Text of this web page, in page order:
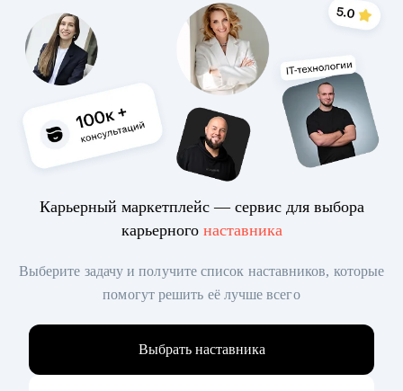
Карьерный маркетплейс — сервис для выбора
карьерного наставника
Выберите задачу и получите список наставников, которые
помогут решить её лучше всего
Выбрать наставника